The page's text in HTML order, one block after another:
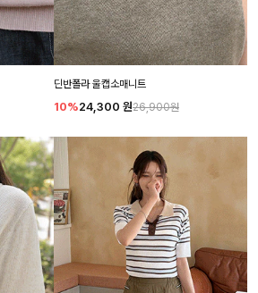
딘반폴라 울캡소매니트
10%24,300 원26,900원